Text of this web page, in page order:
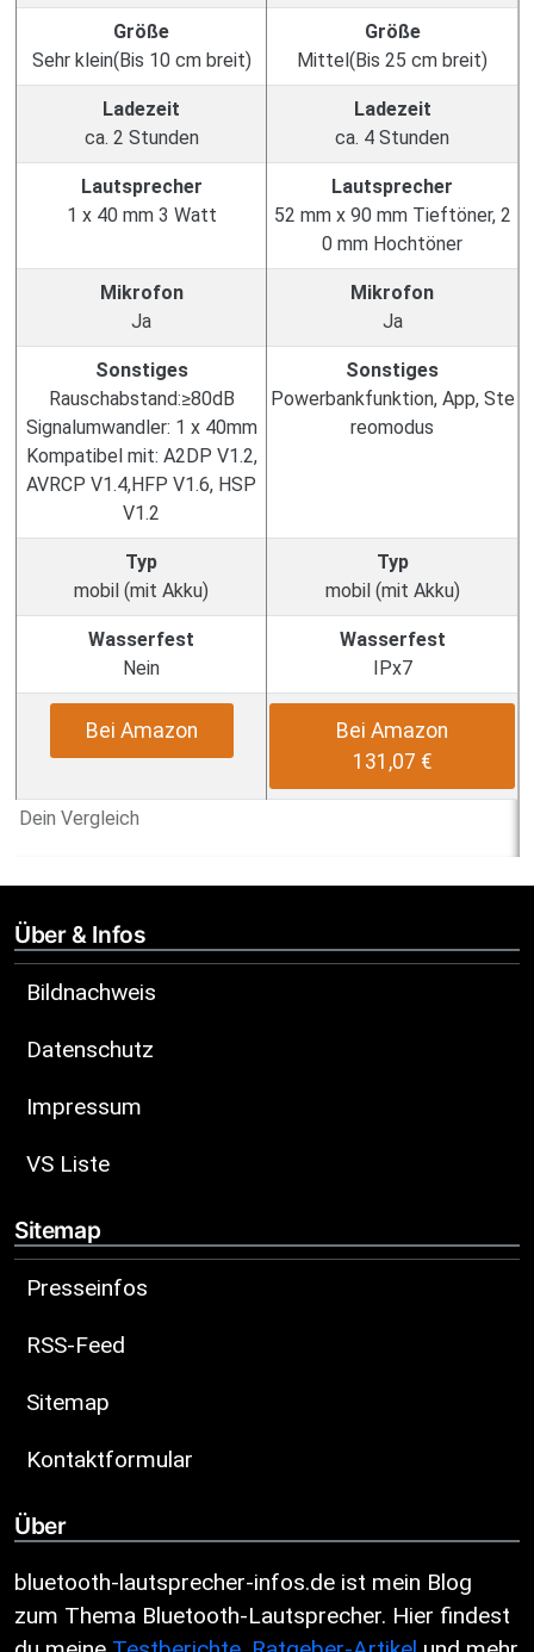
Dein Vergleich
Größe
Sehr klein(Bis 10 cm breit)
Größe
Mittel(Bis 25 cm breit)
Ladezeit
ca. 2 Stunden
Ladezeit
ca. 4 Stunden
Lautsprecher
1 x 40 mm 3 Watt
Lautsprecher
52 mm x 90 mm Tieftöner, 2
0 mm Hochtöner
Mikrofon
Ja
Mikrofon
Ja
Sonstiges
Rauschabstand:≥80dB
Signalumwandler: 1 x 40mm
Kompatibel mit: A2DP V1.2,
AVRCP V1.4,HFP V1.6, HSP
V1.2
Sonstiges
Powerbankfunktion, App, Ste
reomodus
Typ
mobil (mit Akku)
Typ
mobil (mit Akku)
Wasserfest
Nein
Wasserfest
IPx7
Bei Amazon
Bei Amazon
131,07 €
Über & Infos
Bildnachweis
Datenschutz
Impressum
VS Liste
Sitemap
Presseinfos
RSS-Feed
Sitemap
Kontaktformular
Über
bluetooth-lautsprecher-infos.de ist mein Blog
zum Thema Bluetooth-Lautsprecher. Hier findest